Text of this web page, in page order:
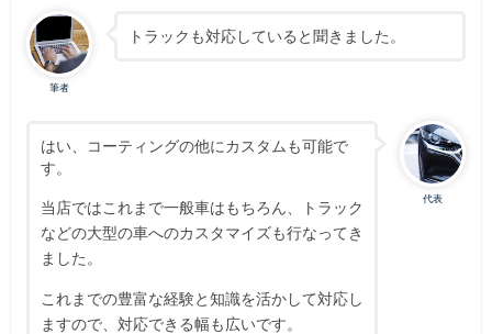
筆者
トラックも対応していると聞きました。
代表
はい、コーティングの他にカスタムも可能で
す。
当店ではこれまで一般車はもちろん、トラック
などの大型の車へのカスタマイズも行なってき
ました。
これまでの豊富な経験と知識を活かして対応し
ますので、対応できる幅も広いです。